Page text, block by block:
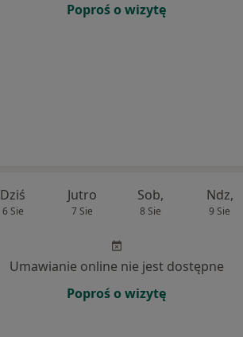
Poproś o wizytę
Dziś
6 Sie
Jutro
7 Sie
Sob,
8 Sie
Ndz,
9 Sie
Umawianie online nie jest dostępne
Poproś o wizytę